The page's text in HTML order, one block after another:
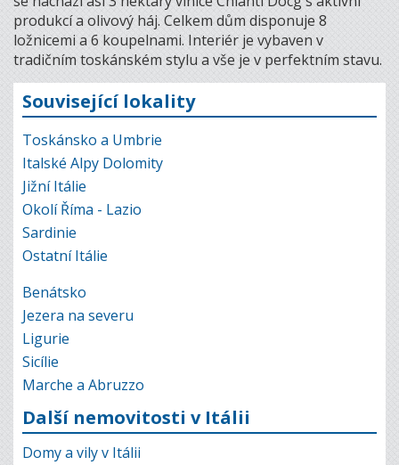
produkcí a olivový háj. Celkem dům disponuje 8
ložnicemi a 6 koupelnami. Interiér je vybaven v
tradičním toskánském stylu a vše je v perfektním stavu.
Související lokality
Toskánsko a Umbrie
Italské Alpy Dolomity
Jižní Itálie
Okolí Říma - Lazio
Sardinie
Ostatní Itálie
Benátsko
Jezera na severu
Ligurie
Sicílie
Marche a Abruzzo
Další nemovitosti v Itálii
Domy a vily v Itálii